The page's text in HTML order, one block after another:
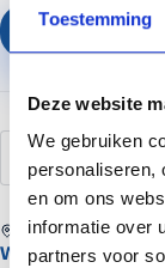
Toestemming
Deze website
We gebruiken
personaliseren,
en om ons
informatie over
partners voor
Plan een
widgets
REGIO
Website laten